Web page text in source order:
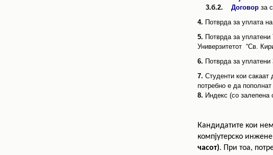
3.б.2.
Договор за
4. Потврда за уплата на
5. Потврда за уплатени
Универзитетот “Св.
6. Потврда за уплатени
7. Студенти кои сакаат
потребно е да
8. Индекс (со залепена
Кандидатите кои
компјутерско
часот). При тоа,